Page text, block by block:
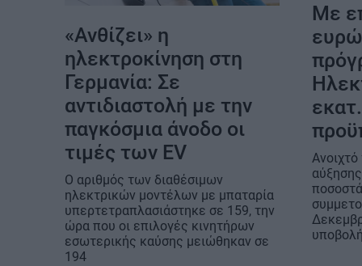
«Ανθίζει» η
ηλεκτροκίνηση στη
Γερμανία: Σε
αντιδιαστολή με την
παγκόσμια άνοδο οι
τιμές των EV
O αριθμός των διαθέσιμων
ηλεκτρικών μοντέλων με μπαταρία
υπερτετραπλασιάστηκε σε 159, την
ώρα που οι επιλογές κινητήρων
εσωτερικής καύσης μειώθηκαν σε
194
Με
ευρώ